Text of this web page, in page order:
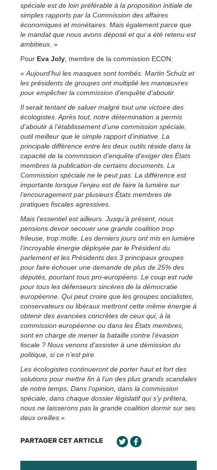
spéciale est de loin préférable à la proposition initiale de
simples rapports par la Commission des affaires
économiques et monétaires. Mais également parce que
le mandat que nous avons déposé et qui a été retenu est
ambitieux. »
Pour Eva Joly , membre de la commission ECON:
« Aujourd’hui les masques sont tombés. Martin Schulz et
les présidents de groupes ont multiplié les manœuvres
pour empêcher la commission d’enquête d’aboutir.
Il serait tentant de saluer malgré tout une victoire des
écologistes. Après tout, notre détermination a permis
d’aboutir à l’établissement d’une commission spéciale,
outil meilleur que le simple rapport d’initiative. La
principale différence entre les deux outils réside dans la
capacité de la commission d’enquête d’exiger des États
membres la publication de certains documents. La
Commission spéciale ne le peut pas. La différence est
importante lorsque l’enjeu est de faire la lumière sur
l’encouragement par plusieurs États membres de
pratiques fiscales agressives.
Mais l’essentiel est ailleurs. Jusqu’à présent, nous
pensions devoir secouer une grande coalition trop
frileuse, trop molle. Les derniers jours ont mis en lumière
l’incroyable énergie déployée par le Président du
parlement et les Présidents des 3 principaux groupes
pour faire échouer une demande de plus de 25% des
députés, pourtant tous pro-européens. Le coup est rude
pour tous les défenseurs sincères de la démocratie
européenne. Qui peut croire que les groupes socialistes,
conservateurs ou libéraux mettront cette même énergie à
obtenir des avancées concrètes de ceux qui, à la
commission européenne ou dans les États membres,
sont en charge de mener la bataille contre l’évasion
fiscale ? Nous venons d’assister à une démission du
politique, si ce n’est pire.
Les écologistes continueront de porter haut et fort des
solutions pour mettre fin à l’un des plus grands scandales
de notre temps. Dans l’opinion, dans la commission
spéciale, dans chaque dossier législatif qui s’y prêtera,
nous ne laisserons pas la grande coalition dormir sur ses
deux oreilles. «
PARTAGER CET ARTICLE